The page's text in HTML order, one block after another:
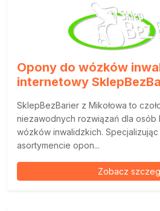
Opony do wózków
internetowy
SklepBezBarier z Mikołowa to
niezawodnych rozwiązań dla osób
wózków inwalidzkich.
asortymencie opon...
Zobacz